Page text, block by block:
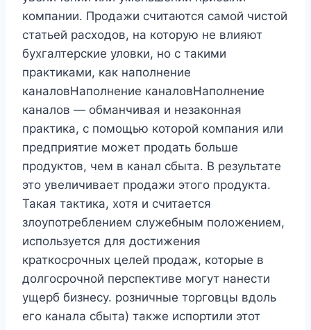
компании. Продажи считаются самой чистой
статьей расходов, на которую не влияют
бухгалтерские уловки, но с такими
практиками, как наполнение
каналовНаполнение каналовНаполнение
каналов — обманчивая и незаконная
практика, с помощью которой компания или
предприятие может продать больше
продуктов, чем в канал сбыта. В результате
это увеличивает продажи этого продукта.
Такая тактика, хотя и считается
злоупотреблением служебным положением,
используется для достижения
краткосрочных целей продаж, которые в
долгосрочной перспективе могут нанести
ущерб бизнесу. розничные торговцы вдоль
его канала сбыта) также испортили этот